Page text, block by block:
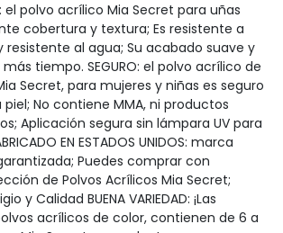
el polvo acrílico Mia Secret para uñas
cobertura y textura; Es resistente a
al agua; Su acabado suave y
tiempo. SEGURO: el polvo acrílico de
Secret, para mujeres y niñas es seguro
No contiene MMA, ni productos
Aplicación segura sin lámpara UV para
EN ESTADOS UNIDOS: marca
Puedes comprar con
de Polvos Acrílicos Mia Secret;
y Calidad BUENA VARIEDAD: ¡Las
acrílicos de color, contienen de 6 a